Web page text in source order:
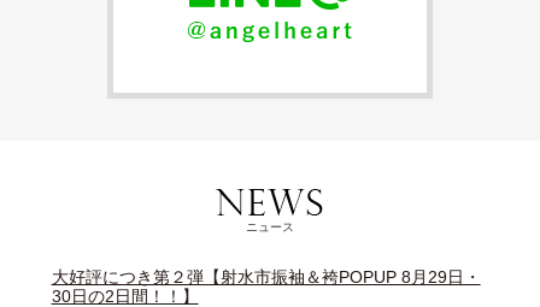
ニュース
大好評につき第２弾【射水市振袖＆袴POPUP 8月29日・
30日の2日間！！】